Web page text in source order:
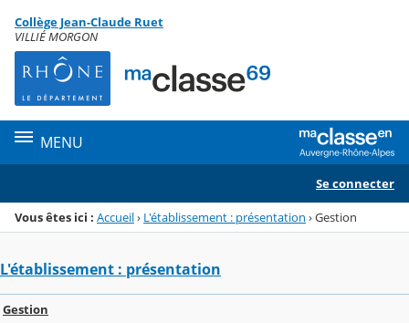
Menu de la rubrique
Contenu
Collège Jean-Claude Ruet
VILLIÉ MORGON
MENU
Se connecter
Vous êtes ici : Accueil› L'établissement : présentation ›Gestion
L'établissement : présentation
Gestion